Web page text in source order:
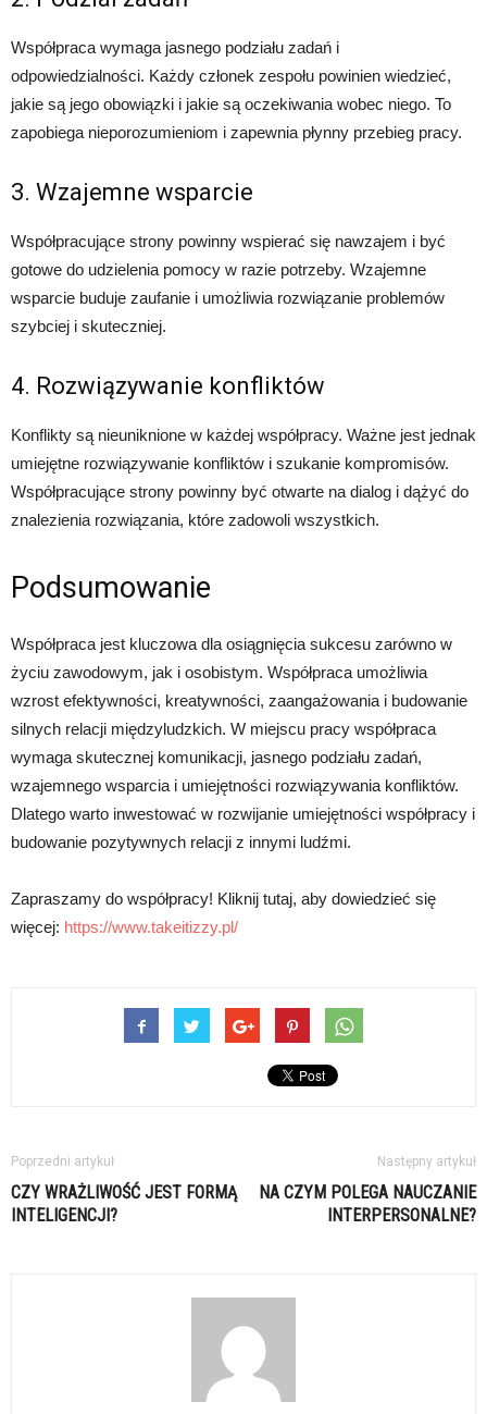
Współpraca wymaga jasnego podziału zadań i
odpowiedzialności. Każdy członek zespołu powinien wiedzieć,
jakie są jego obowiązki i jakie są oczekiwania wobec niego. To
zapobiega nieporozumieniom i zapewnia płynny przebieg pracy.
3. Wzajemne wsparcie
Współpracujące strony powinny wspierać się nawzajem i być
gotowe do udzielenia pomocy w razie potrzeby. Wzajemne
wsparcie buduje zaufanie i umożliwia rozwiązanie problemów
szybciej i skuteczniej.
4. Rozwiązywanie konfliktów
Konflikty są nieuniknione w każdej współpracy. Ważne jest jednak
umiejętne rozwiązywanie konfliktów i szukanie kompromisów.
Współpracujące strony powinny być otwarte na dialog i dążyć do
znalezienia rozwiązania, które zadowoli wszystkich.
Podsumowanie
Współpraca jest kluczowa dla osiągnięcia sukcesu zarówno w
życiu zawodowym, jak i osobistym. Współpraca umożliwia
wzrost efektywności, kreatywności, zaangażowania i budowanie
silnych relacji międzyludzkich. W miejscu pracy współpraca
wymaga skutecznej komunikacji, jasnego podziału zadań,
wzajemnego wsparcia i umiejętności rozwiązywania konfliktów.
Dlatego warto inwestować w rozwijanie umiejętności współpracy i
budowanie pozytywnych relacji z innymi ludźmi.
Zapraszamy do współpracy! Kliknij tutaj, aby dowiedzieć się
więcej: https://www.takeitizzy.pl/
Poprzedni artykuł
CZY WRAŻLIWOŚĆ JEST FORMĄ
INTELIGENCJI?
Następny artykuł
NA CZYM POLEGA NAUCZANIE
INTERPERSONALNE?